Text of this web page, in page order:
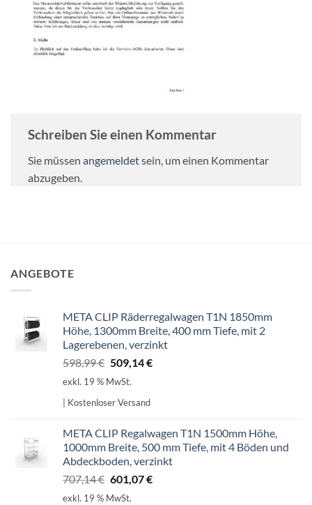
Schreiben Sie einen Kommentar
Sie müssen angemeldetsein, um einen Kommentar
abzugeben.
ANGEBOTE
META CLIP Räderregalwagen T1N 1850mm
Höhe, 1300mm Breite, 400 mm Tiefe, mit 2
Lagerebenen, verzinkt
598,99€ Ursprünglicher
Preis
598,99 €
509,14€Aktueller
exkl. 19 % MwSt.
| Kostenloser Versand
META CLIP Regalwagen T1N 1500mm Höhe,
1000mm Breite, 500 mm Tiefe, mit 4 Böden und
Abdeckboden, verzinkt
707,14€ Ursprünglicher
Preis
601,07€Aktueller
exkl. 19 % MwSt.